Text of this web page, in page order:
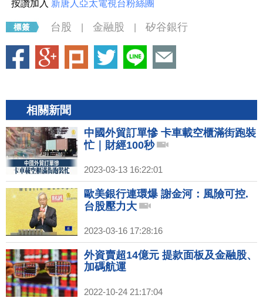
按讚加入 新唐人亞太電視台粉絲團
台股 金融股 矽谷銀行
相關新聞
中國外貿訂單慘 卡車載空櫃滿街跑裝
忙｜財經100秒
2023-03-13 16:22:01
歐美銀行連環爆 謝金河：風險可控.
台股壓力大
2023-03-16 17:28:16
外資賣超14億元 提款面板及金融股、
加碼航運
2022-10-24 21:17:04